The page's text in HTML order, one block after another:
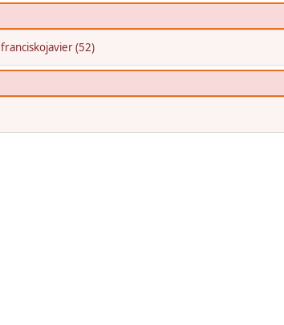
franciskojavier (52)